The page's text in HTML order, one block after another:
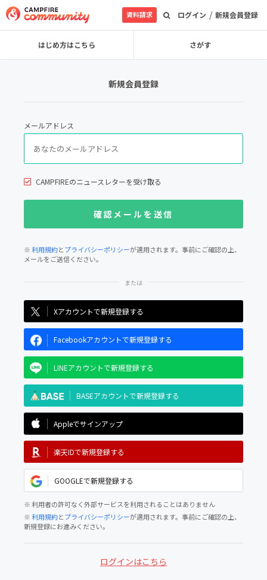
ログイン / 新規会員登録
資料請求
はじめ方はこちら さがす
新規会員登録
メールアドレス
CAMPFIREのニュースレターを受け取る
※利用規約とプライバシーポリシーが適用されます。事前にご確認の上、
メールをご送信ください。
Xアカウントで新規登録する
Facebookアカウントで新規登録する
LINEアカウントで新規登録する
BASEアカウントで新規登録する
Appleでサインアップ
楽天IDで新規登録する
GOOGLEで新規登録する
※ 利用者の許可なく外部サービスを利用されることはありません
※利用規約とプライバシーポリシーが適用されます。事前にご確認の上、
新規登録にお進みください。
ログインはこちら